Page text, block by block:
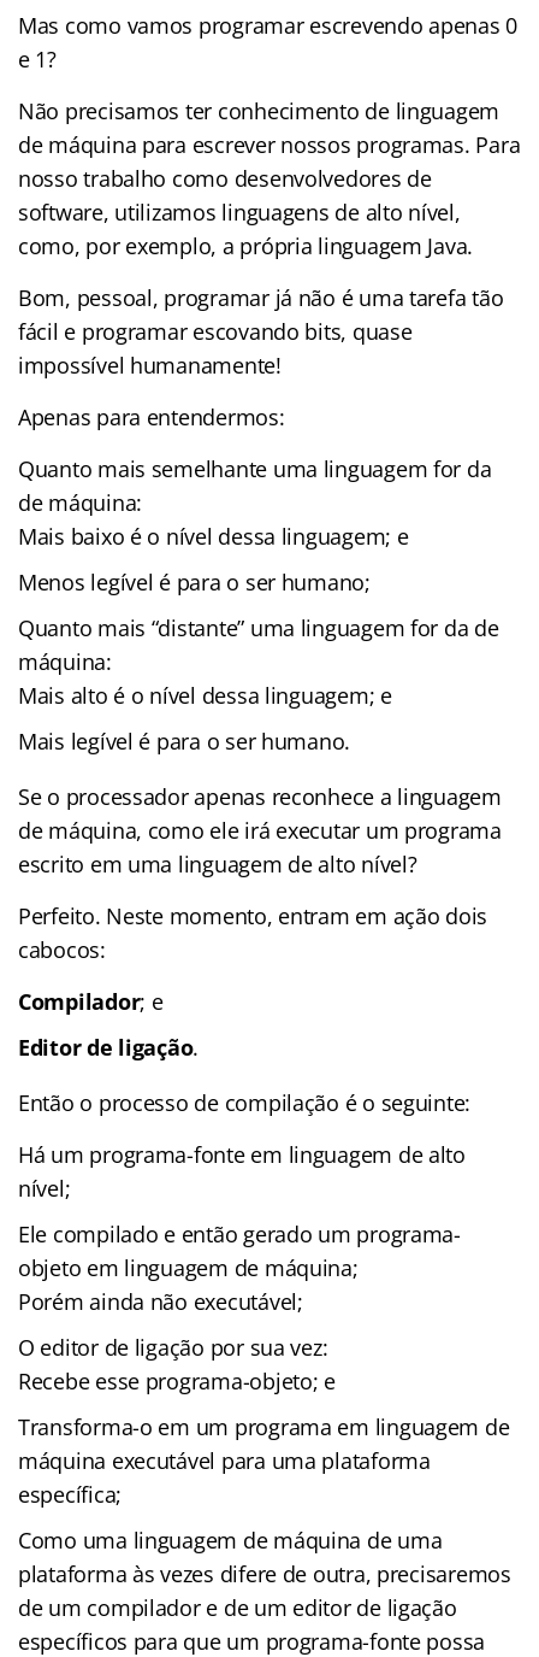
Mas como vamos programar escrevendo apenas 0
e 1?
Não precisamos ter conhecimento de linguagem
de máquina para escrever nossos programas. Para
nosso trabalho como desenvolvedores de
software, utilizamos linguagens de alto nível,
como, por exemplo, a própria linguagem Java.
Bom, pessoal, programar já não é uma tarefa tão
fácil e programar escovando bits, quase
impossível humanamente!
Apenas para entendermos:
Quanto mais semelhante uma linguagem for da
de máquina:
Mais baixo é o nível dessa linguagem; e
Menos legível é para o ser humano;
Quanto mais “distante” uma linguagem for da de
máquina:
Mais alto é o nível dessa linguagem; e
Mais legível é para o ser humano.
Se o processador apenas reconhece a linguagem
de máquina, como ele irá executar um programa
escrito em uma linguagem de alto nível?
Perfeito. Neste momento, entram em ação dois
cabocos:
Compilador; e
Editor de ligação.
Então o processo de compilação é o seguinte:
Há um programa-fonte em linguagem de alto
nível;
Ele compilado e então gerado um programa-
objeto em linguagem de máquina;
Porém ainda não executável;
O editor de ligação por sua vez:
Recebe esse programa-objeto; e
Transforma-o em um programa em linguagem de
máquina executável para uma plataforma
específica;
Como uma linguagem de máquina de uma
plataforma às vezes difere de outra, precisaremos
de um compilador e de um editor de ligação
específicos para que um programa-fonte possa